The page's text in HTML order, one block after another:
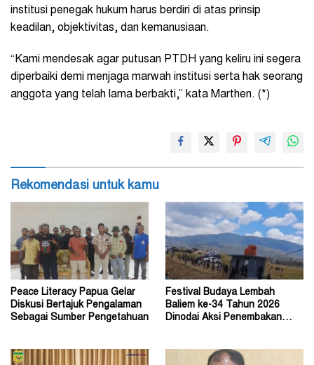
institusi penegak hukum harus berdiri di atas prinsip
keadilan, objektivitas, dan kemanusiaan.
“Kami mendesak agar putusan PTDH yang keliru ini segera
diperbaiki demi menjaga marwah institusi serta hak seorang
anggota yang telah lama berbakti,” kata Marthen. (*)
Rekomendasi untuk kamu
Peace Literacy Papua Gelar
Diskusi Bertajuk Pengalaman
Sebagai Sumber Pengetahuan
Festival Budaya Lembah
Baliem ke-34 Tahun 2026
Dinodai Aksi Penembakan